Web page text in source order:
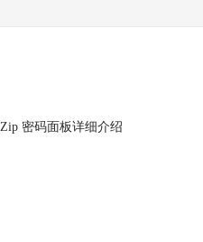
密码面板详细介绍